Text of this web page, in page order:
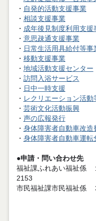
・ 自発的活動支援事業
・ 相談支援事業
・ 成年後見制度利用支援
・ 意思疎通支援事業
・ 日常生活用具給付等事
・ 移動支援事業
・ 地域活動支援センター
・ 訪問入浴サービス
・ 日中一時支援
・ レクリエーション活動
・ 芸術文化活動振興
・ 声の広報発行
・ 身体障害者自動車改造
・ 身体障害者自動車運転
●申請・問い合わせ先
福祉課ふれあい福祉係
2153
市民福祉課市民福祉係